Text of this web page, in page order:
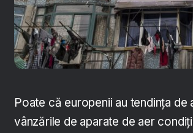
Poate că europenii au tendința
vânzările de aparate de aer